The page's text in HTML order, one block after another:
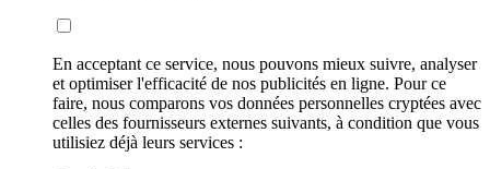
En acceptant ce service, nous pouvons mieux suivre, analyser
et optimiser l'efficacité de nos publicités en ligne. Pour ce
faire, nous comparons vos données personnelles cryptées avec
celles des fournisseurs externes suivants, à condition que vous
utilisiez déjà leurs services :